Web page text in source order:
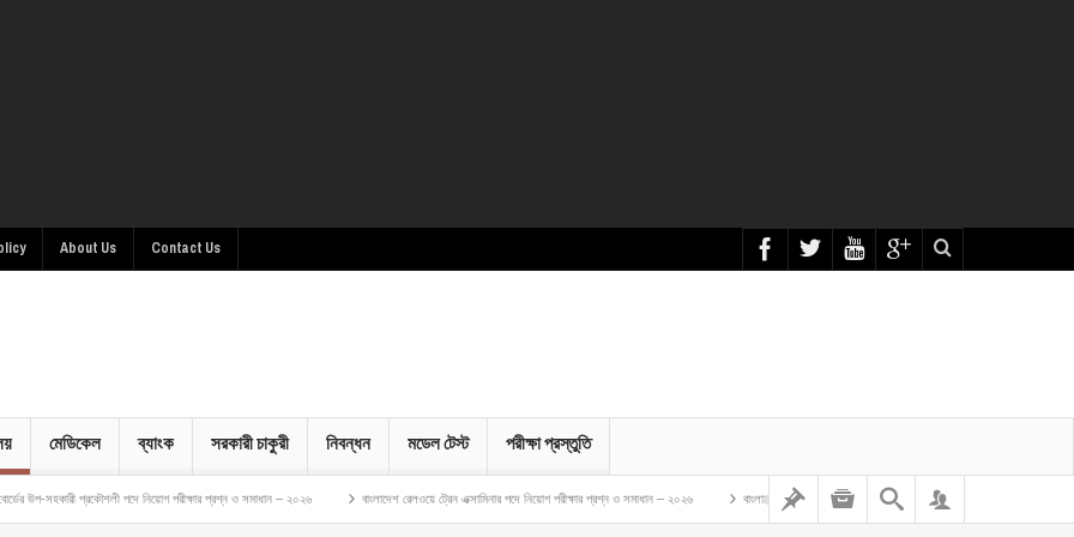
About Us Contact Us
মেডিকেল ব্যাংক সরকারী চাকুরী নিবন্ধন মডেল টেস্ট পরীক্ষা প্রস্তুতি
পদে নিয়োগ পরীক্ষার প্রশ্ন ও সমাধান – ২০২৬ বাংলাদেশ রেলওয়ে ট্রেন এক্সামিনার পদে নিয়োগ পরীক্ষার প্রশ্ন ও সমাধান – ২০২৬ বাংলাদেশ গম ও ভুট্টা গবেষণা ইনস্টিটিউট এর অফিস সহকারী কাম কম্পিউটার মুদ্রাক্ষরিক নিয়োগ লিখিত